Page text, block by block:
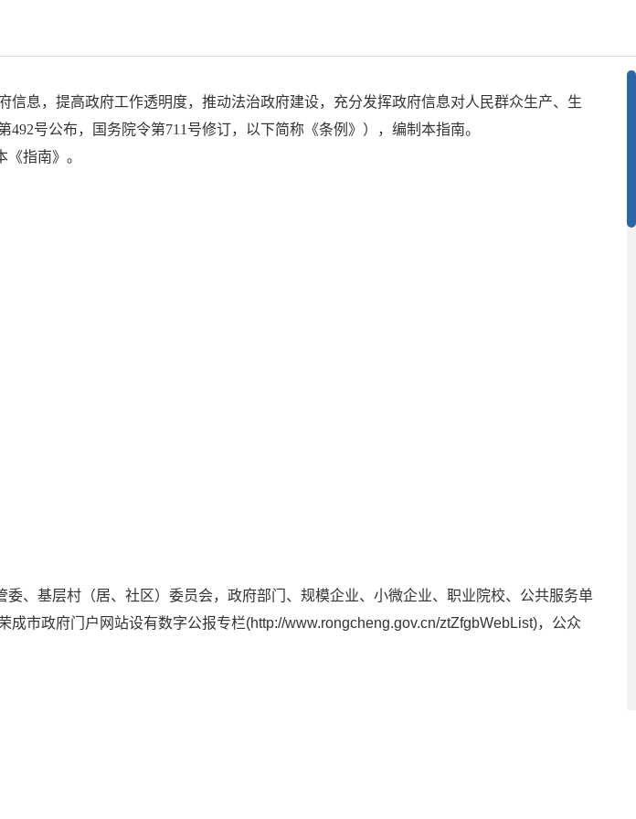
息，提高政府工作透明度，推动法治政府建设，充分发挥政府信息对人民群众生产、生
号公布，国务院令第711号修订，以下简称《条例》），编制本指南。
指南》。
、基层村（居、社区）委员会，政府部门、规模企业、小微企业、职业院校、公共服务单
成市政府门户网站设有数字公报专栏(http://www.rongcheng.gov.cn/ztZfgbWebList)，公众